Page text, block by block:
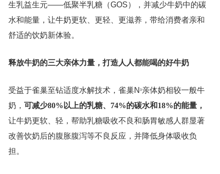
生乳益生元——低聚半乳糖（GOS），并减少牛奶中的碳
水和能量，让牛奶更软、更轻、更滋养，带给消费者亲和
舒适的饮奶新体验。
释放牛奶的三大亲体力量，打造人人都能喝的好牛奶
受益于雀巢至钻适度水解技术，雀巢N ³亲体奶相较一般牛
奶， 可减少80%以上的乳糖、74%的碳水和18%的能量，
让牛奶更软、轻，帮助乳糖吸收不良和肠胃敏感人群显著
改善饮奶后的腹胀腹泻等不良反应，并降低身体吸收负
担。